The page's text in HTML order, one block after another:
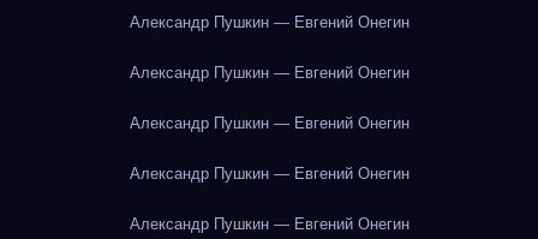
Александр Пушкин — Евгений Онегин
Александр Пушкин — Евгений Онегин
Александр Пушкин — Евгений Онегин
Александр Пушкин — Евгений Онегин
Александр Пушкин — Евгений Онегин